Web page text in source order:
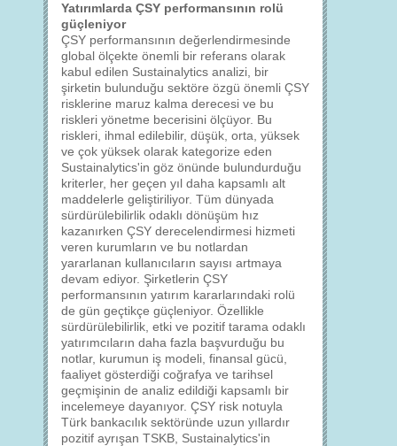
Yatırımlarda ÇSY performansının rolü
güçleniyor
ÇSY performansının değerlendirmesinde
global ölçekte önemli bir referans olarak
kabul edilen Sustainalytics analizi, bir
şirketin bulunduğu sektöre özgü önemli ÇSY
risklerine maruz kalma derecesi ve bu
riskleri yönetme becerisini ölçüyor. Bu
riskleri, ihmal edilebilir, düşük, orta, yüksek
ve çok yüksek olarak kategorize eden
Sustainalytics'in göz önünde bulundurduğu
kriterler, her geçen yıl daha kapsamlı alt
maddelerle geliştiriliyor. Tüm dünyada
sürdürülebilirlik odaklı dönüşüm hız
kazanırken ÇSY derecelendirmesi hizmeti
veren kurumların ve bu notlardan
yararlanan kullanıcıların sayısı artmaya
devam ediyor. Şirketlerin ÇSY
performansının yatırım kararlarındaki rolü
de gün geçtikçe güçleniyor. Özellikle
sürdürülebilirlik, etki ve pozitif tarama odaklı
yatırımcıların daha fazla başvurduğu bu
notlar, kurumun iş modeli, finansal gücü,
faaliyet gösterdiği coğrafya ve tarihsel
geçmişinin de analiz edildiği kapsamlı bir
incelemeye dayanıyor. ÇSY risk notuyla
Türk bankacılık sektöründe uzun yıllardır
pozitif ayrışan TSKB, Sustainalytics'in